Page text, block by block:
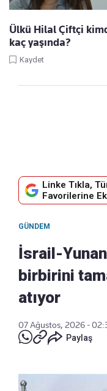
Ülkü Hilal Çiftçi
kaç yaşında?
Kaydet
Linke Tıkla,
Favorilerine
GÜNDEM
İsrail-
birbirini
atıyor
07 Ağustos, 2026 -
Paylaş